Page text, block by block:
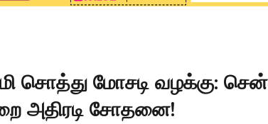
சொத்து மோசடி வழக்கு:
அதிரடி சோதனை!